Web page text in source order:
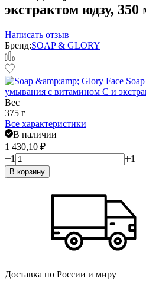
экстрактом юдзу, 350
Написать отзыв
Бренд:SOAP & GLORY
Вес
375 г
Все характеристики
В наличии
1 430,10 ₽
1
1
В корзину
Доставка по России и миру